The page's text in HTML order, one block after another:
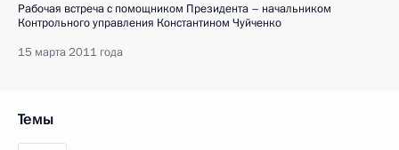
Рабочая встреча с помощником Президента – начальником
Контрольного управления Константином Чуйченко
15 марта 2011 года
Темы